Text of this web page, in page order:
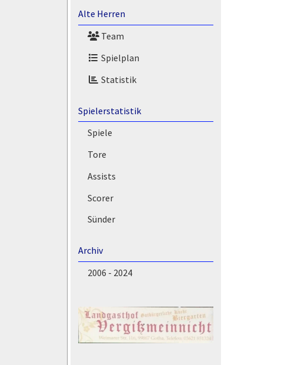
Alte Herren
Team
Spielplan
Statistik
Spielerstatistik
Spiele
Tore
Assists
Scorer
Sünder
Archiv
2006 - 2024